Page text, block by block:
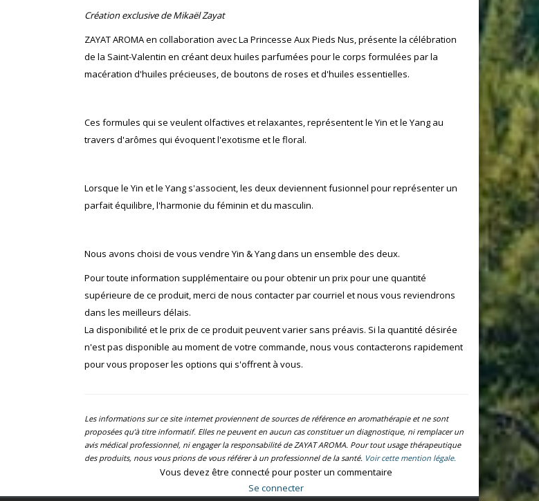
Création exclusive de Mikaël Zayat
ZAYAT AROMA en collaboration avec La Princesse Aux Pieds Nus, présente la célébration
de la Saint-Valentin en créant deux huiles parfumées pour le corps formulées par la
macération d'huiles précieuses, de boutons de roses et d'huiles essentielles.
Ces formules qui se veulent olfactives et relaxantes, représentent le Yin et le Yang au
travers d'arômes qui évoquent l'exotisme et le floral.
Lorsque le Yin et le Yang s'associent, les deux deviennent fusionnel pour représenter un
parfait équilibre, l'harmonie du féminin et du masculin.
Nous avons choisi de vous vendre Yin & Yang dans un ensemble des deux.
Pour toute information supplémentaire ou pour obtenir un prix pour une quantité
supérieure de ce produit, merci de nous contacter par courriel et nous vous reviendrons
dans les meilleurs délais.
La disponibilité et le prix de ce produit peuvent varier sans préavis. Si la quantité désirée
n'est pas disponible au moment de votre commande, nous vous contacterons rapidement
pour vous proposer les options qui s'offrent à vous.
Les informations sur ce site internet proviennent de sources de référence en aromathérapie et ne sont
proposées qu’à titre informatif. Elles ne peuvent en aucun cas constituer un diagnostique, ni remplacer un
avis médical professionnel, ni engager la responsabilité de ZAYAT AROMA. Pour tout usage thérapeutique
des produits, nous vous prions de vous référer à un professionnel de la santé. Voir cette mention légale.
Vous devez être connecté pour poster un commentaire
Se connecter